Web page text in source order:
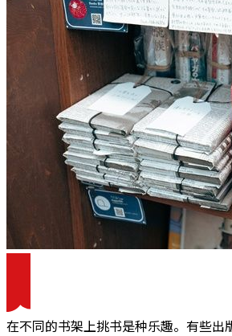
在不同的书架上挑书是种乐趣。有些出